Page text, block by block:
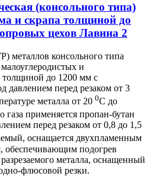
(консольного типа)
и скрапа толщиной до
цехов Лавина 2
металлов консольного типа
и
толщиной до 1200 мм с
давлением перед резаком от 3
металла от 20 0С до
газа применяется пропан-бутан
перед резаком от 0,8 до 1,5
оснащается двухпламенным
подогрев
металла, оснащенный
флюсовой резки.